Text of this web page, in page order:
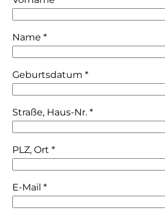
Name *
Geburtsdatum *
Straße, Haus-Nr. *
PLZ, Ort *
E-Mail *